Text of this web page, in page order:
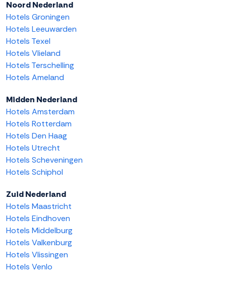
Noord Nederland
Hotels Groningen
Hotels Leeuwarden
Hotels Texel
Hotels Vlieland
Hotels Terschelling
Hotels Ameland
Midden Nederland
Hotels Amsterdam
Hotels Rotterdam
Hotels Den Haag
Hotels Utrecht
Hotels Scheveningen
Hotels Schiphol
Zuid Nederland
Hotels Maastricht
Hotels Eindhoven
Hotels Middelburg
Hotels Valkenburg
Hotels Vlissingen
Hotels Venlo